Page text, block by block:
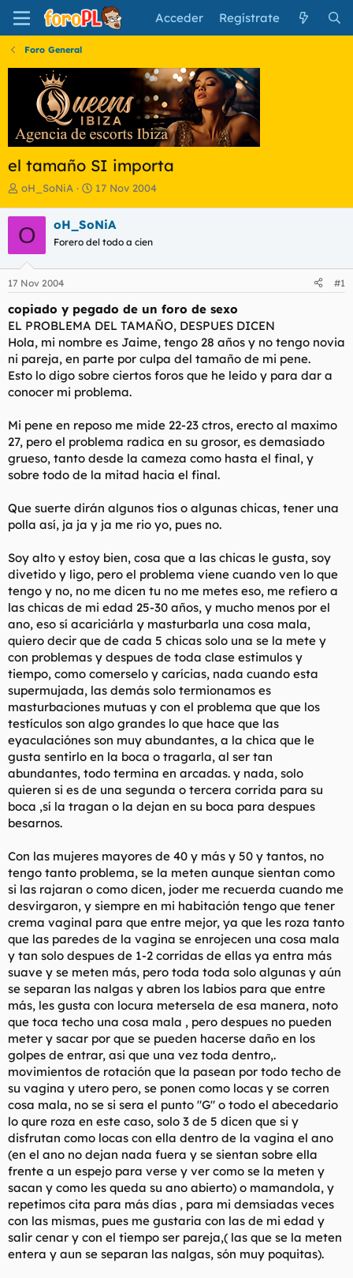
Acceder Regístrate
Foro General
el tamaño SI importa
I
i
c
i
a
d
o
d
e
l
t
e
a
oH_SoNiA
F
h
a
e
i
c
i
o
17 Nov 2004
O oH_SoNiA
Forero del todo a cien
17 Nov 2004 #1
copiado y pegado de un foro de sexo
EL PROBLEMA DEL TAMAÑO, DESPUES DICEN
Hola, mi nombre es Jaime, tengo 28 años y no tengo novia
ni pareja, en parte por culpa del tamaño de mi pene.
Esto lo digo sobre ciertos foros que he leido y para dar a
conocer mi problema.
Mi pene en reposo me mide 22-23 ctros, erecto al maximo
27, pero el problema radica en su grosor, es demasiado
grueso, tanto desde la cameza como hasta el final, y
sobre todo de la mitad hacia el final.
Que suerte dirán algunos tios o algunas chicas, tener una
polla así, ja ja y ja me rio yo, pues no.
Soy alto y estoy bien, cosa que a las chicas le gusta, soy
divetido y ligo, pero el problema viene cuando ven lo que
tengo y no, no me dicen tu no me metes eso, me refiero a
las chicas de mi edad 25-30 años, y mucho menos por el
ano, eso sí acariciárla y masturbarla una cosa mala,
quiero decir que de cada 5 chicas solo una se la mete y
con problemas y despues de toda clase estimulos y
tiempo, como comerselo y carícias, nada cuando esta
supermujada, las demás solo termionamos es
masturbaciones mutuas y con el problema que que los
testículos son algo grandes lo que hace que las
eyaculaciónes son muy abundantes, a la chica que le
gusta sentirlo en la boca o tragarla, al ser tan
abundantes, todo termina en arcadas. y nada, solo
quieren si es de una segunda o tercera corrida para su
boca ,sí la tragan o la dejan en su boca para despues
besarnos.
Con las mujeres mayores de 40 y más y 50 y tantos, no
tengo tanto problema, se la meten aunque sientan como
si las rajaran o como dicen, joder me recuerda cuando me
desvirgaron, y siempre en mi habitación tengo que tener
crema vaginal para que entre mejor, ya que les roza tanto
que las paredes de la vagina se enrojecen una cosa mala
y tan solo despues de 1-2 corridas de ellas ya entra más
suave y se meten más, pero toda toda solo algunas y aún
se separan las nalgas y abren los labios para que entre
más, les gusta con locura metersela de esa manera, noto
que toca techo una cosa mala , pero despues no pueden
meter y sacar por que se pueden hacerse daño en los
golpes de entrar, asi que una vez toda dentro,.
movimientos de rotación que la pasean por todo techo de
su vagina y utero pero, se ponen como locas y se corren
cosa mala, no se si sera el punto "G" o todo el abecedario
lo qure roza en este caso, solo 3 de 5 dicen que si y
disfrutan como locas con ella dentro de la vagina el ano
(en el ano no dejan nada fuera y se sientan sobre ella
frente a un espejo para verse y ver como se la meten y
sacan y como les queda su ano abierto) o mamandola, y
repetimos cita para más días , para mi demsiadas veces
con las mismas, pues me gustaria con las de mi edad y
salir cenar y con el tiempo ser pareja,( las que se la meten
entera y aun se separan las nalgas, són muy poquitas).